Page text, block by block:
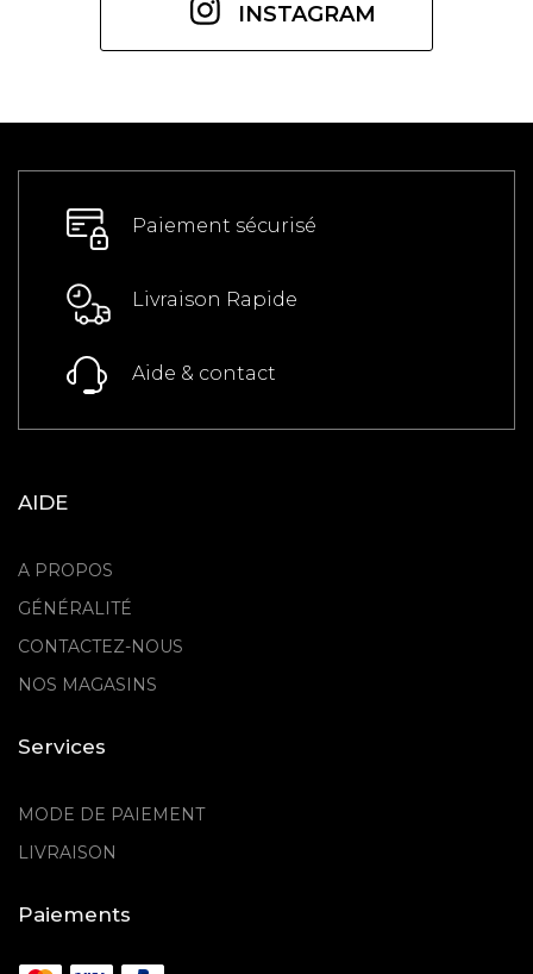
INSTAGRAM
Paiement sécurisé
Livraison Rapide
Aide & contact
AIDE
A PROPOS
GÉNÉRALITÉ
CONTACTEZ-NOUS
NOS MAGASINS
Services
MODE DE PAIEMENT
LIVRAISON
Paiements